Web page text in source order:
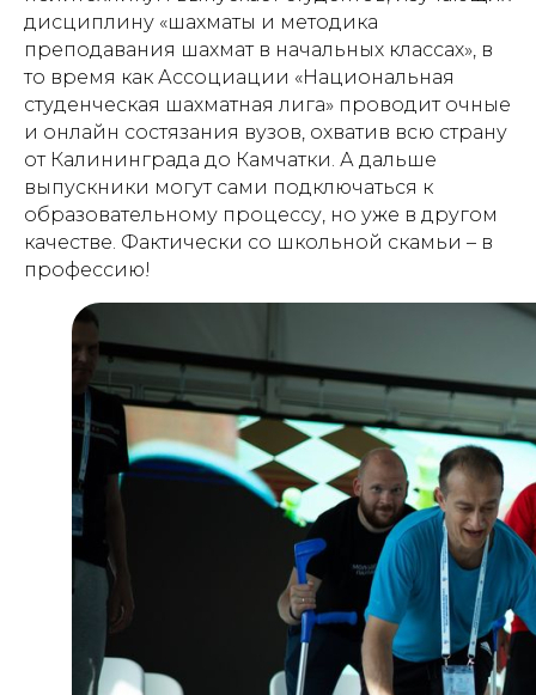
дисциплину «шахматы и методика
преподавания шахмат в начальных классах», в
то время как Ассоциации «Национальная
студенческая шахматная лига» проводит очные
и онлайн состязания вузов, охватив всю страну
от Калининграда до Камчатки. А дальше
выпускники могут сами подключаться к
образовательному процессу, но уже в другом
качестве. Фактически со школьной скамьи – в
профессию!